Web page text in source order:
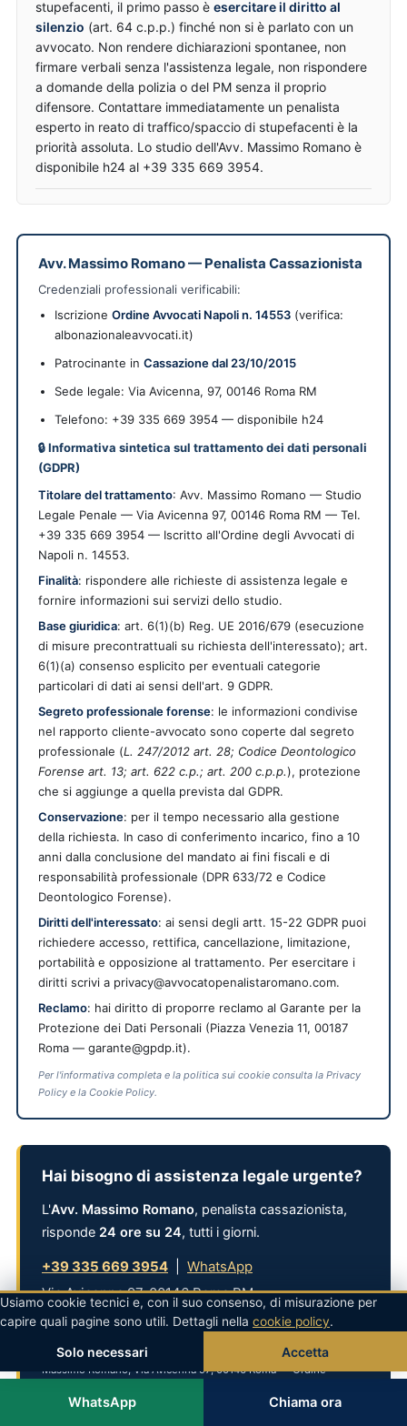
stupefacenti, il primo passo è esercitare il diritto al
silenzio (art. 64 c.p.p.) finché non si è parlato con un
avvocato. Non rendere dichiarazioni spontanee, non
firmare verbali senza l'assistenza legale, non rispondere
a domande della polizia o del PM senza il proprio
difensore. Contattare immediatamente un penalista
esperto in reato di traffico/spaccio di stupefacenti è la
priorità assoluta. Lo studio dell'Avv. Massimo Romano è
disponibile h24 al +39 335 669 3954.
Avv. Massimo Romano— Penalista Cassazionista
Credenziali professionali verificabili:
Iscrizione Ordine Avvocati Napoli n. 14553 (verifica:
albonazionaleavvocati.it)
Patrocinante in Cassazione dal 23/10/2015
Sede legale: Via Avicenna, 97, 00146 Roma RM
Telefono: +39 335 669 3954 — disponibile h24
🔒 Informativa sintetica sul trattamento dei dati personali
(GDPR)
Titolare del trattamento: Avv. Massimo Romano — Studio
Legale Penale — Via Avicenna 97, 00146 Roma RM — Tel.
+39 335 669 3954 — Iscritto all'Ordine degli Avvocati di
Napoli n. 14553.
Finalità: rispondere alle richieste di assistenza legale e
fornire informazioni sui servizi dello studio.
Base giuridica: art. 6(1)(b) Reg. UE 2016/679 (esecuzione
di misure precontrattuali su richiesta dell'interessato); art.
6(1)(a) consenso esplicito per eventuali categorie
particolari di dati ai sensi dell'art. 9 GDPR.
Segreto professionale forense: le informazioni condivise
nel rapporto cliente-avvocato sono coperte dal segreto
professionale (L. 247/2012 art. 28; Codice Deontologico
Forense art. 13; art. 622 c.p.; art. 200 c.p.p.), protezione
che si aggiunge a quella prevista dal GDPR.
Conservazione: per il tempo necessario alla gestione
della richiesta. In caso di conferimento incarico, fino a 10
anni dalla conclusione del mandato ai fini fiscali e di
responsabilità professionale (DPR 633/72 e Codice
Deontologico Forense).
Diritti dell'interessato: ai sensi degli artt. 15-22 GDPR puoi
richiedere accesso, rettifica, cancellazione, limitazione,
portabilità e opposizione al trattamento. Per esercitare i
diritti scrivi a privacy@avvocatopenalistaromano.com.
Reclamo: hai diritto di proporre reclamo al Garante per la
Protezione dei Dati Personali (Piazza Venezia 11, 00187
Roma — garante@gpdp.it).
Per l'informativa completa e la politica sui cookie consulta la Privacy
Policy e la Cookie Policy.
Hai bisogno di assistenza legale urgente?
L'Avv. Massimo Romano, penalista cassazionista,
risponde 24 ore su 24, tutti i giorni.
+39 335 669 3954
WhatsApp
Via Avicenna 97, 00146 Roma RM
esclusivamente per rispondere alla richiesta. Titolare: Avv.
Massimo Romano, Via Avicenna 97, 00146 Roma — Ordine
professionale(L. 247/2012 art. 28; art. 622 c.p.).
WhatsApp Chiama ora
Usiamo cookie tecnici e, con il suo consenso, di misurazione per
capire quali pagine sono utili. Dettagli nella cookie policy.
Solo necessari Accetta